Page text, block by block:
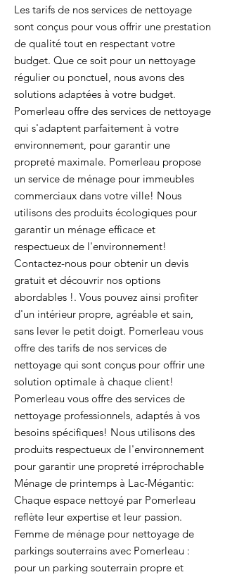
Les tarifs de nos services de nettoyage
sont conçus pour vous offrir une prestation
de qualité tout en respectant votre
budget. Que ce soit pour un nettoyage
régulier ou ponctuel, nous avons des
solutions adaptées à votre budget.
Pomerleau offre des services de nettoyage
qui s'adaptent parfaitement à votre
environnement, pour garantir une
propreté maximale. Pomerleau propose
un service de ménage pour immeubles
commerciaux dans votre ville! Nous
utilisons des produits écologiques pour
garantir un ménage efficace et
respectueux de l'environnement!
Contactez-nous pour obtenir un devis
gratuit et découvrir nos options
abordables !. Vous pouvez ainsi profiter
d'un intérieur propre, agréable et sain,
sans lever le petit doigt. Pomerleau vous
offre des tarifs de nos services de
nettoyage qui sont conçus pour offrir une
solution optimale à chaque client!
Pomerleau vous offre des services de
nettoyage professionnels, adaptés à vos
besoins spécifiques! Nous utilisons des
produits respectueux de l'environnement
pour garantir une propreté irréprochable
Ménage de printemps à Lac-Mégantic:
Chaque espace nettoyé par Pomerleau
reflète leur expertise et leur passion.
Femme de ménage pour nettoyage de
parkings souterrains avec Pomerleau :
pour un parking souterrain propre et